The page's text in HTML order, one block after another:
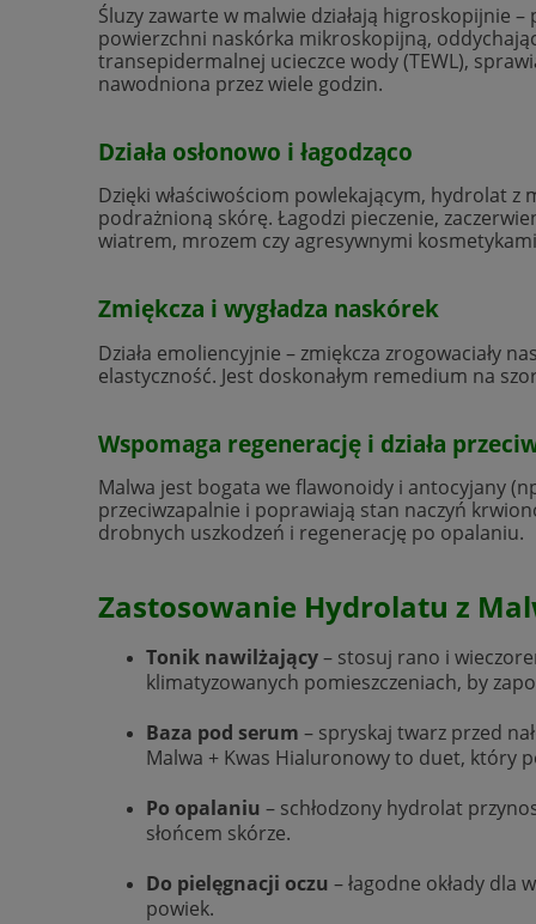
Śluzy zawarte w malwie działają higroskopijnie
powierzchni naskórka mikroskopijną,
transepidermalnej ucieczce wody (TEWL),
nawodniona przez wiele godzin.
Działa osłonowo i łagodząco
Dzięki właściwościom powlekającym, hydrolat z
podrażnioną skórę. Łagodzi pieczenie,
wiatrem, mrozem czy agresywnymi
Zmiękcza i wygładza naskórek
Działa emoliencyjnie – zmiękcza zrogowaciały
elastyczność. Jest doskonałym remedium na
Wspomaga regenerację i działa
Malwa jest bogata we flawonoidy i antocyjany
przeciwzapalnie i poprawiają stan naczyń
drobnych uszkodzeń i regenerację po opalaniu.
Zastosowanie Hydrolatu z
Tonik nawilżający– stosuj rano i
klimatyzowanych pomieszczeniach, by
Baza pod serum – spryskaj twarz przed
Malwa + Kwas Hialuronowy to duet, który
Po opalaniu – schłodzony hydrolat
słońcem skórze.
Do pielęgnacji oczu – łagodne okłady dla
powiek.